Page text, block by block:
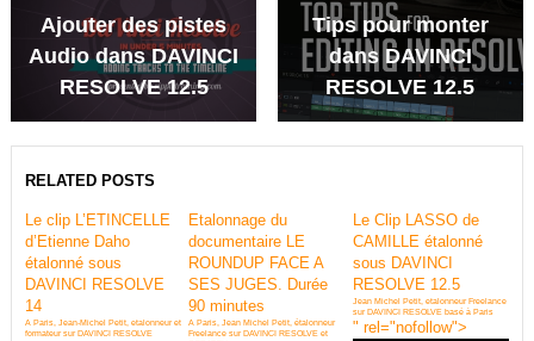
Ajouter des pistes
Audio dans DAVINCI
RESOLVE 12.5
Tips pour monter
dans DAVINCI
RESOLVE 12.5
RELATED POSTS
Le clip L’ETINCELLE
d’Etienne Daho
étalonné sous
DAVINCI RESOLVE
14
A Paris, Jean-Michel Petit, etalonneur et
formateur sur DAVINCI RESOLVE
Etalonnage du
documentaire LE
ROUNDUP FACE A
SES JUGES. Durée
90 minutes
A Paris, Jean Michel Petit, étalonneur
Freelance sur DAVINCI RESOLVE et
Le Clip LASSO de
CAMILLE étalonné
sous DAVINCI
RESOLVE 12.5
Jean Michel Petit, etalonneur Freelance
sur DAVINCI RESOLVE basé à Paris
" rel="nofollow">